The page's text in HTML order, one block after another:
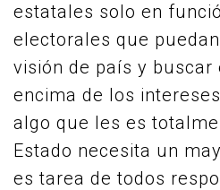
estatales solo en
electorales que
visión de país y
encima de los
algo que les es
Estado necesita un
es tarea de todos